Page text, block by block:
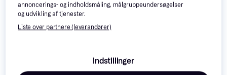
annoncerings- og indholdsmåling, målgruppeundersøgelser
og udvikling af tjenester.
Liste over partnere (leverandører)
Indstillinger